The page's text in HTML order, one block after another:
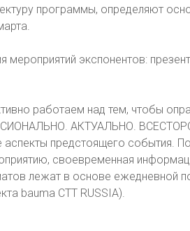
программы, определяют
мероприятий экспонентов:
работаем над тем, чтобы
АКТУАЛЬНО.
предстоящего события.
своевременная
лежат в основе ежедневной
bauma CTT RUSSIA).